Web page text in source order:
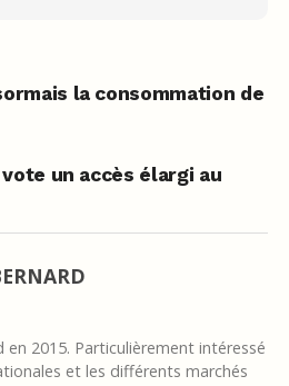
la consommation de
un accès élargi au
en 2015. Particulièrement intéressé
et les différents marchés